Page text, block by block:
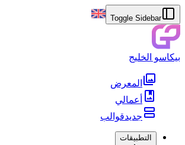
Toggle Sidebar
بيكاسو الخليج
المعرض
أعمالي
جديدقوالب
التطبيقات